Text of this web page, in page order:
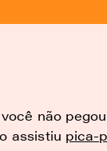
não
assistiu pica-